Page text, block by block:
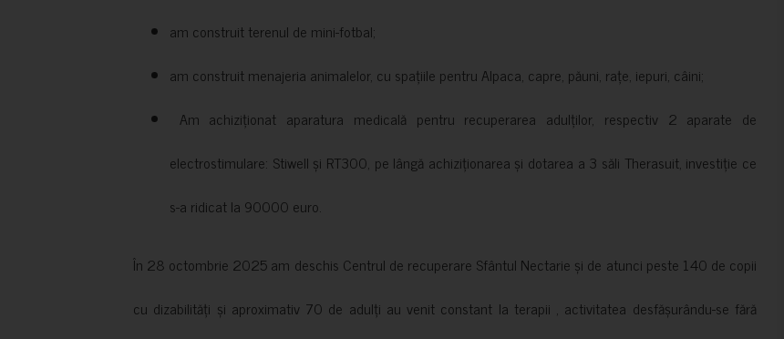
am construit terenul de mini-fotbal;
am construit menajeria animalelor, cu spațiile pentru Alpaca, capre, păuni, rațe, iepuri, câini;
Am achiziționat aparatura medicală pentru recuperarea adulților, respectiv 2 aparate de
electrostimulare: Stiwell și RT300, pe lângă achiziționarea și dotarea a 3 săli Therasuit, investiție ce
s-a ridicat la 90000 euro.
În 28 octombrie 2025 am deschis Centrul de recuperare Sfântul Nectarie și de atunci peste 140 de copii
cu dizabilități și aproximativ 70 de adulți au venit constant la terapii , activitatea desfășurându-se fără